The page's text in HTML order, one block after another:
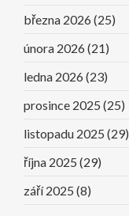
března 2026 (25)
února 2026 (21)
ledna 2026 (23)
prosince 2025 (25)
listopadu 2025 (29)
října 2025 (29)
září 2025 (8)